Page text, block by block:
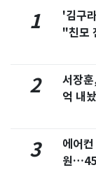
1
'김구
"친모
2
서장
억 내
3
에어
원